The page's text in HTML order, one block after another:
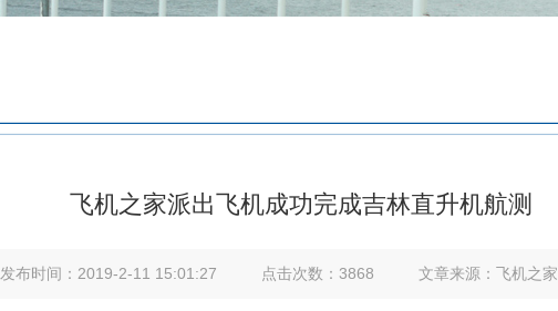
飞机之家派出飞机成功完成吉林直升机航测
发布时间： 2019-2-11 15:01:27 点击次数： 3868 文章来源： 飞机之家